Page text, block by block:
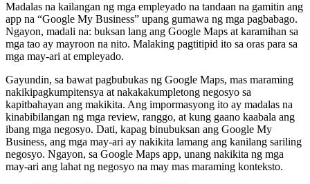
Madalas na kailangan ng mga empleyado na tandaan na gamitin ang
app na “Google My Business” upang gumawa ng mga pagbabago.
Ngayon, madali na: buksan lang ang Google Maps at karamihan sa
mga tao ay mayroon na nito. Malaking pagtitipid ito sa oras para sa
mga may-ari at empleyado.
Gayundin, sa bawat pagbubukas ng Google Maps, mas maraming
nakikipagkumpitensya at nakakakumpletong negosyo sa
kapitbahayan ang makikita. Ang impormasyong ito ay madalas na
kinabibilangan ng mga review, ranggo, at kung gaano kaabala ang
ibang mga negosyo. Dati, kapag binubuksan ang Google My
Business, ang mga may-ari ay nakikita lamang ang kanilang sariling
negosyo. Ngayon, sa Google Maps app, unang nakikita ng mga
may-ari ang lahat ng negosyo na may mas maraming konteksto.